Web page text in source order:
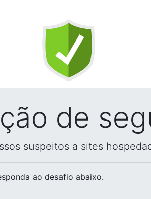
de
suspeitos a sites
ao desafio abaixo.